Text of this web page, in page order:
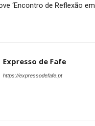
‘Encontro de Reflexão em
Expresso de Fafe
https://expressodefafe.pt